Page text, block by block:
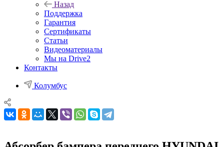
Назад
Поддержка
Гарантия
Сертификаты
Статьи
Видеоматериалы
Мы на Drive2
Контакты
Колумбус